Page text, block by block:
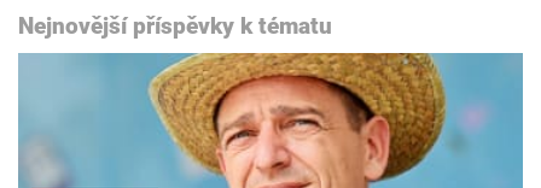
Nejnovější příspěvky k tématu